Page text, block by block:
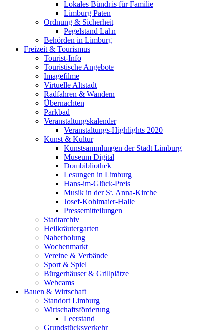
Lokales Bündnis für Familie
Limburg Paten
Ordnung & Sicherheit
Pegelstand Lahn
Behörden in Limburg
Freizeit & Tourismus
Tourist-Info
Touristische Angebote
Imagefilme
Virtuelle Altstadt
Radfahren & Wandern
Übernachten
Parkbad
Veranstaltungskalender
Veranstaltungs-Highlights 2020
Kunst & Kultur
Kunstsammlungen der Stadt Limburg
Museum Digital
Dombibliothek
Lesungen in Limburg
Hans-im-Glück-Preis
Musik in der St. Anna-Kirche
Josef-Kohlmaier-Halle
Pressemitteilungen
Stadtarchiv
Heilkräutergarten
Naherholung
Wochenmarkt
Vereine & Verbände
Sport & Spiel
Bürgerhäuser & Grillplätze
Webcams
Bauen & Wirtschaft
Standort Limburg
Wirtschaftsförderung
Leerstand
Grundstücksverkehr